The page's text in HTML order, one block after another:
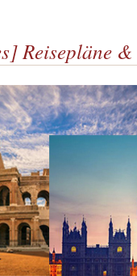
Reisepläne &